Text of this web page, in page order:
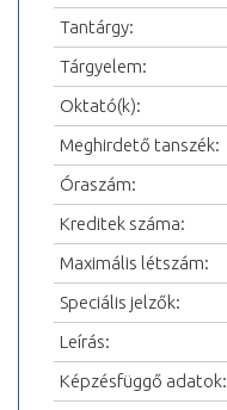
Tantárgy:
Tárgyelem:
Oktató(k):
Meghirdető tanszék:
Óraszám:
Kreditek száma:
Maximális létszám:
Speciális jelzők:
Leírás:
Képzésfüggő adatok: